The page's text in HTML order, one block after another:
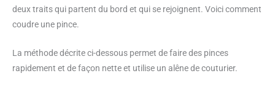
deux traits qui partent du bord et qui se rejoignent. Voici comment
coudre une pince.
La méthode décrite ci-dessous permet de faire des pinces
rapidement et de façon nette et utilise un alêne de couturier.